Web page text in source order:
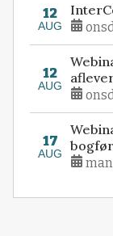
12
AUG
12
AUG
17
AUG